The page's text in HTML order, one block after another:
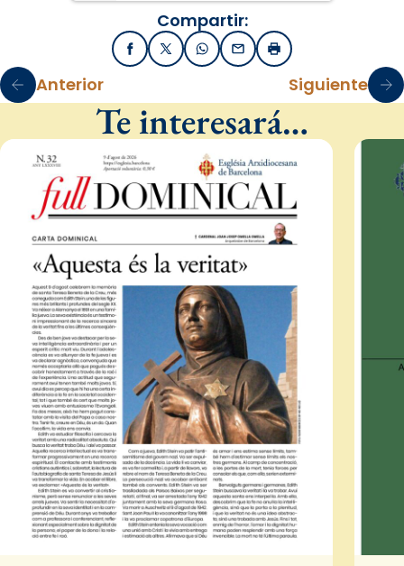
Compartir:
FacebookX / TwitterWhatsApp
EmailImprimir
Anterior Siguiente
Te interesará…